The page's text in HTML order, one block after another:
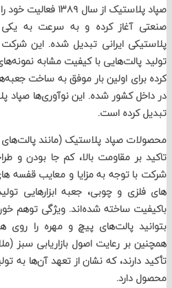
صپاد پلاستیک از سال ۱۳۸۹
آغاز کرده و به سرعت به یکی از
ایرانی تبدیل شده. این شرکت
با کیفیت مشابه نمونه‌های
اولین بار موفق به ساخت جعبه‌های
کشور شده. این نوآوری‌ها صپاد پلاستیک
کرده است.
مقاومت بالا، کم ‌جا بودن و طراحی
توجه به مزایا و معایب قفسه‌ های
و چوبی، جعبه‌ ابزارهایی تولید
ساخته شده‌اند. ویژگی توهم خور بودن
پالت‌های پیچ و مهره را روی هم
بر رعایت اصول بازاریابی سبز
که نشان از تعهد آن‌ها به تولید
دارد.